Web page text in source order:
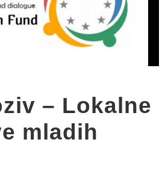
– Lokalne
mladih